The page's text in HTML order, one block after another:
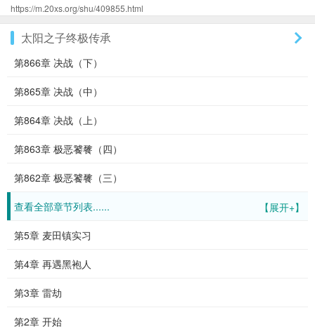
https://m.20xs.org/shu/409855.html
太阳之子终极传承
第866章 决战（下）
第865章 决战（中）
第864章 决战（上）
第863章 极恶饕餮（四）
第862章 极恶饕餮（三）
【展开+】
查看全部章节列表......
第5章 麦田镇实习
第4章 再遇黑袍人
第3章 雷劫
第2章 开始